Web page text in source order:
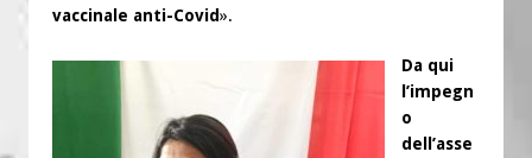
vaccinale anti-Covid».
Da qui
l’impegn
o
dell’asse